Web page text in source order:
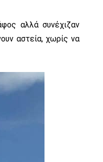
αλλά συνέχιζαν
αστεία, χωρίς να